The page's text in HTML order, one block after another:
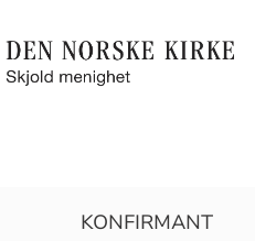
KONFIRMANT